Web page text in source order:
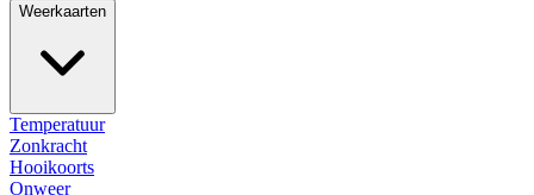
Weerkaarten
Temperatuur
Zonkracht
Hooikoorts
Onweer